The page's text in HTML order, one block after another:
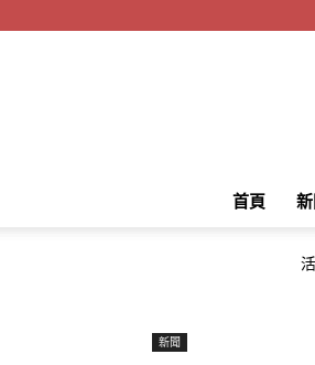
首頁
新聞